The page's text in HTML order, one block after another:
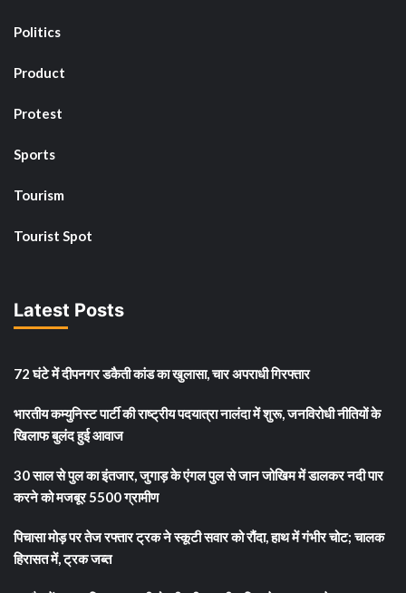
Politics
Product
Protest
Sports
Tourism
Tourist Spot
Latest Posts
72 घंटे में दीपनगर डकैती कांड का खुलासा, चार अपराधी गिरफ्तार
भारतीय कम्युनिस्ट पार्टी की राष्ट्रीय पदयात्रा नालंदा में शुरू, जनविरोधी नीतियों के
खिलाफ बुलंद हुई आवाज
30 साल से पुल का इंतजार, जुगाड़ के एंगल पुल से जान जोखिम में डालकर नदी पार
करने को मजबूर 5500 ग्रामीण
पिचासा मोड़ पर तेज रफ्तार ट्रक ने स्कूटी सवार को रौंदा, हाथ में गंभीर चोट; चालक
हिरासत में, ट्रक जब्त